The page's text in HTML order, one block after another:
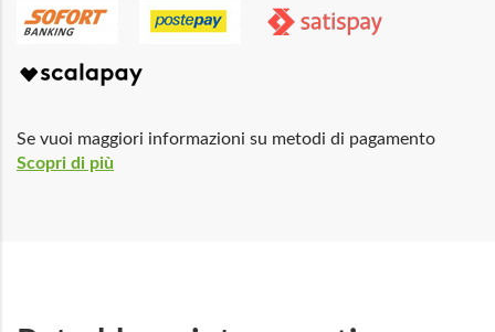
Se vuoi maggiori informazioni su metodi di pagamento
Scopri di più